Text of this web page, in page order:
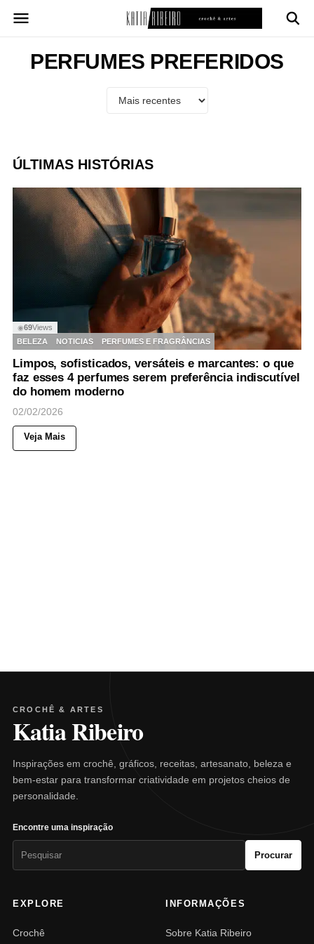
para
conteúdoPERFUMES PREFERIDOS
ÚLTIMAS HISTÓRIAS
◉69Views
BELEZA
NOTICIAS PERFUMES E FRAGRÂNCIAS
Limpos, sofisticados, versáteis e marcantes: o que
faz esses 4 perfumes serem preferência indiscutível
do homem moderno
02/02/2026
Veja Mais
CROCHÊ & ARTES
Katia Ribeiro
Inspirações em crochê, gráficos, receitas, artesanato, beleza e
bem-estar para transformar criatividade em projetos cheios de
personalidade.
Encontre uma inspiração
Procurar
EXPLORE
Crochê
INFORMAÇÕES
Sobre Katia Ribeiro